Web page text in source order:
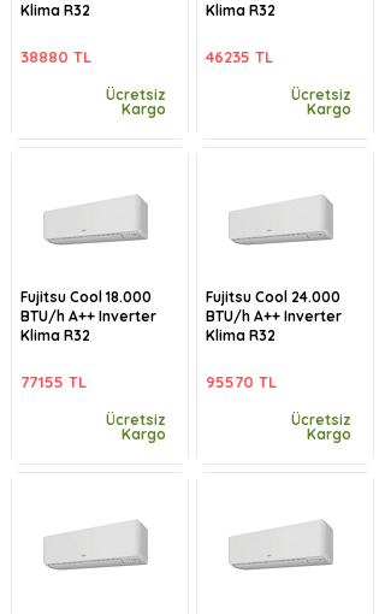
Klima R32
38880 TL
Ücretsiz
Kargo
Fujitsu Cool 18.000
BTU/h A++ Inverter
Klima R32
77155 TL
Ücretsiz
Kargo
Klima R32
46235 TL
Ücretsiz
Kargo
Fujitsu Cool 24.000
BTU/h A++ Inverter
Klima R32
95570 TL
Ücretsiz
Kargo